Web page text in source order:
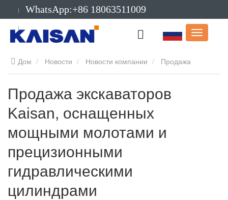
WhatsApp:+86 18063511009
Электронная
почта:info@kaisanmachinery.com
Дом Новости Новости компании
прецизионными гидравлическими цилиндрами
Продажа экскаваторов
Kaisan, оснащенных
мощными молотами и
прецизионными
гидравлическими
цилиндрами